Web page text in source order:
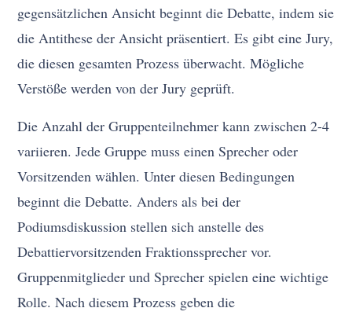
gegensätzlichen Ansicht beginnt die Debatte, indem sie
die Antithese der Ansicht präsentiert. Es gibt eine Jury,
die diesen gesamten Prozess überwacht. Mögliche
Verstöße werden von der Jury geprüft.
Die Anzahl der Gruppenteilnehmer kann zwischen 2-4
variieren. Jede Gruppe muss einen Sprecher oder
Vorsitzenden wählen. Unter diesen Bedingungen
beginnt die Debatte. Anders als bei der
Podiumsdiskussion stellen sich anstelle des
Debattiervorsitzenden Fraktionssprecher vor.
Gruppenmitglieder und Sprecher spielen eine wichtige
Rolle. Nach diesem Prozess geben die